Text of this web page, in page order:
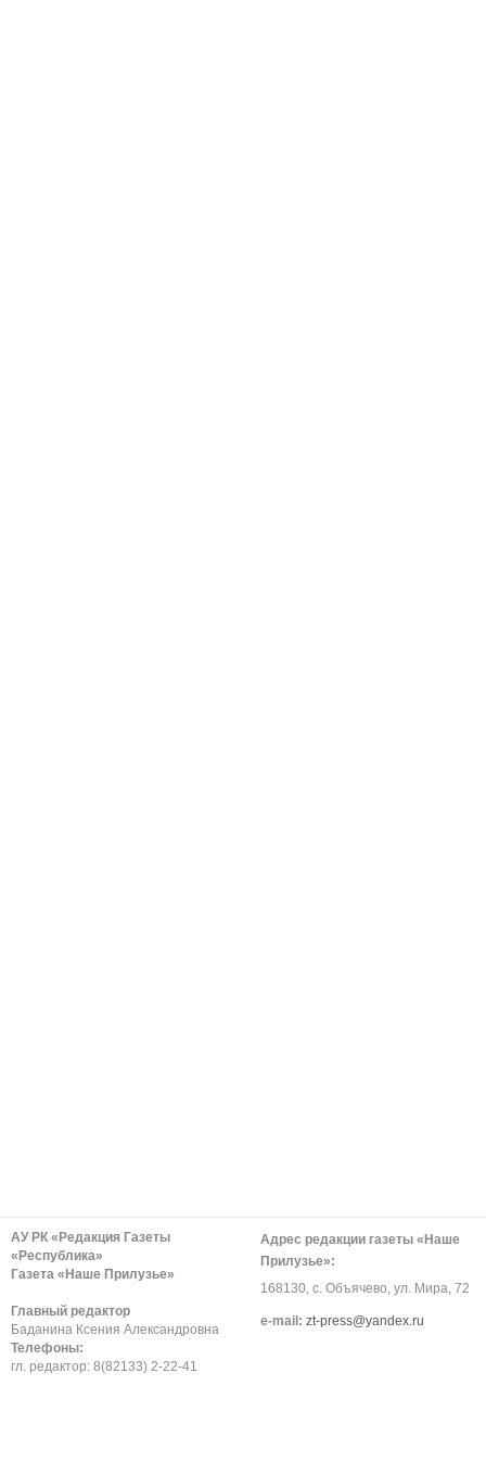
АУ РК «Редакция Газеты
«Республика»
Газета «Наше Прилузье»
Главный редактор
Баданина Ксения Александровна
Телефоны:
гл. редактор: 8(82133) 2-22-41
Адрес редакции газеты «Наше
Прилузье»:
168130, с. Объячево, ул. Мира, 72
е-mail: zt-press@yandex.ru